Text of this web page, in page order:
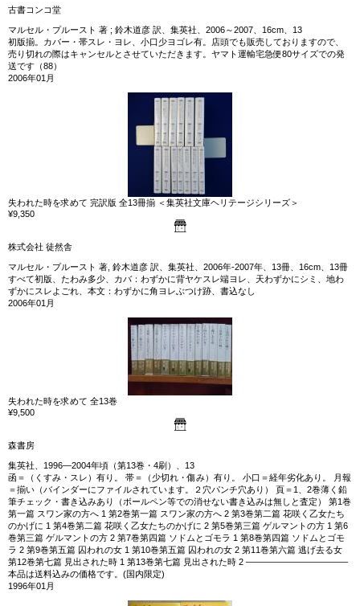
古書コンコ堂
マルセル・プルースト 著 ; 鈴木道彦 訳、集英社、2006～2007、16cm、13
初版揃。カバー・帯スレ・ヨレ、小口少ヨゴレ有。店頭でも販売しておりますので、
売り切れの際はキャンセルとさせていただきます。ヤマト運輸宅急便80サイズでの発
送です（88）
2006年01月
失われた時を求めて 完訳版 全13冊揃 ＜集英社文庫ヘリテージシリーズ＞
¥9,350
株式会社 徒然舎
マルセル・プルースト 著, 鈴木道彦 訳、集英社、2006年-2007年、13冊、16cm、13冊
すべて初版、たわみ多少、カバ：わずかに背ヤケスレ端ヨレ、天わずかにシミ、地わ
ずかにスレよごれ、本文：わずかに角ヨレぶつけ跡、書込なし
2006年01月
失われた時を求めて 全13巻
¥9,500
森書房
集英社、1996—2004年頃（第13巻・4刷）、13
函＝（くすみ・スレ）有り。 帯＝（少切れ・傷み）有り。 小口＝経年劣化あり。 月報
＝揃い（バインダーにファイルされています。２穴パンチ穴あり） 頁＝1、2巻薄く鉛
筆チェック・書き込みあり（ボールペン等での消せない書き込みは無しと査定） 第1巻
第一篇 スワン家の方へ 1 第2巻第一篇 スワン家の方へ 2 第3巻第二篇 花咲く乙女たち
のかげに 1 第4巻第二篇 花咲く乙女たちのかげに 2 第5巻第三篇 ゲルマントの方 1 第6
巻第三篇 ゲルマントの方 2 第7巻第四篇 ソドムとゴモラ 1 第8巻第四篇 ソドムとゴモ
ラ 2 第9巻第五篇 囚われの女 1 第10巻第五篇 囚われの女 2 第11巻第六篇 逃げ去る女
第12巻第七篇 見出された時 1 第13巻第七篇 見出された時 2 ———————————–
本品は送料込みの価格です。(国内限定)
1996年01月